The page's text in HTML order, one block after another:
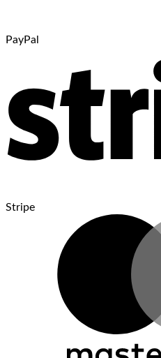
PayPal
Stripe